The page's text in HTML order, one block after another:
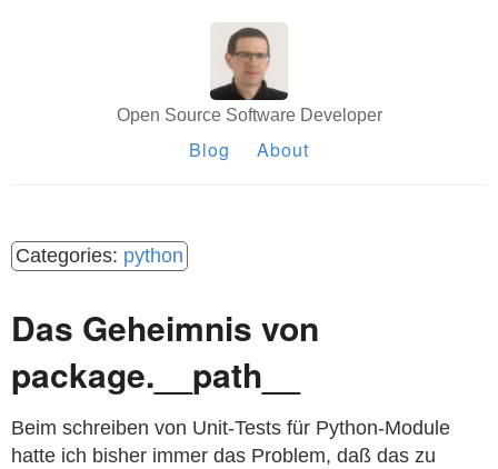
Open Source Software Developer
Blog About
python
Das Geheimnis von
package.__path__
Beim schreiben von Unit-Tests für Python-Module
hatte ich bisher immer das Problem, daß das zu